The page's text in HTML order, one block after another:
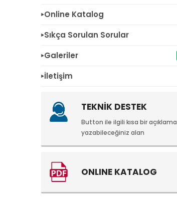
Online Katalog
Sıkça Sorulan Sorular
Galeriler
İletişim
TEKNİK DESTEK
Button ile ilgili kısa bir açıklama
yazabileceğiniz alan
ONLINE KATALOG